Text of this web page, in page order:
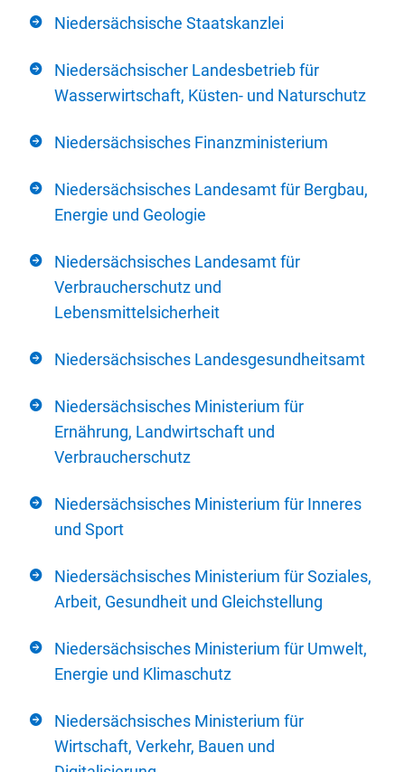
Niedersächsische Staatskanzlei
Niedersächsischer Landesbetrieb für
Wasserwirtschaft, Küsten- und Naturschutz
Niedersächsisches Finanzministerium
Niedersächsisches Landesamt für Bergbau,
Energie und Geologie
Niedersächsisches Landesamt für
Verbraucherschutz und
Lebensmittelsicherheit
Niedersächsisches Landesgesundheitsamt
Niedersächsisches Ministerium für
Ernährung, Landwirtschaft und
Verbraucherschutz
Niedersächsisches Ministerium für Inneres
und Sport
Niedersächsisches Ministerium für Soziales,
Arbeit, Gesundheit und Gleichstellung
Niedersächsisches Ministerium für Umwelt,
Energie und Klimaschutz
Niedersächsisches Ministerium für
Wirtschaft, Verkehr, Bauen und